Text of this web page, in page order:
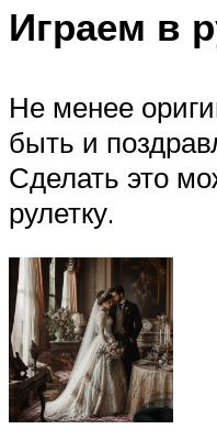
Играем в
Не менее
быть и
Сделать это
рулетку.